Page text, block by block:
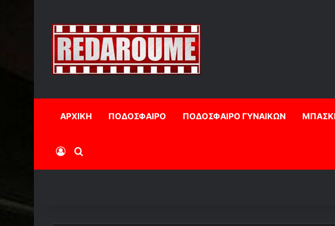
ΑΡΧΙΚΗ ΠΟΔΟΣΦΑΙΡΟ ΠΟΔΟΣΦΑΙΡΟ ΓΥΝΑΙΚΩΝ
Log InΑναζήτηση